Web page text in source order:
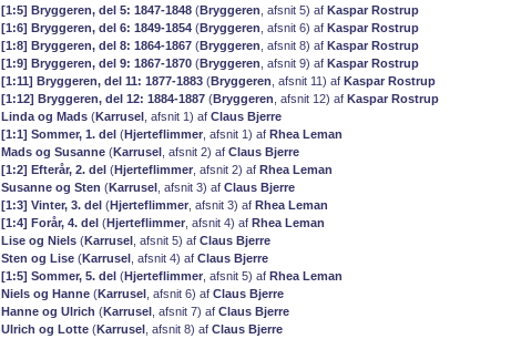
[1:5] Bryggeren, del 5: 1847-1848 (Bryggeren , afsnit 5) af Kaspar Rostrup
[1:6] Bryggeren, del 6: 1849-1854 (Bryggeren , afsnit 6) af Kaspar Rostrup
[1:8] Bryggeren, del 8: 1864-1867 (Bryggeren , afsnit 8) af Kaspar Rostrup
[1:9] Bryggeren, del 9: 1867-1870 (Bryggeren , afsnit 9) af Kaspar Rostrup
[1:11] Bryggeren, del 11: 1877-1883 (Bryggeren , afsnit 11) af Kaspar Rostrup
[1:12] Bryggeren, del 12: 1884-1887 (Bryggeren , afsnit 12) af Kaspar Rostrup
Linda og Mads (Karrusel , afsnit 1) af Claus Bjerre
[1:1] Sommer, 1. del (Hjerteflimmer , afsnit 1) af Rhea Leman
Mads og Susanne (Karrusel , afsnit 2) af Claus Bjerre
[1:2] Efterår, 2. del (Hjerteflimmer , afsnit 2) af Rhea Leman
Susanne og Sten (Karrusel , afsnit 3) af Claus Bjerre
[1:3] Vinter, 3. del (Hjerteflimmer , afsnit 3) af Rhea Leman
[1:4] Forår, 4. del (Hjerteflimmer , afsnit 4) af Rhea Leman
Lise og Niels (Karrusel , afsnit 5) af Claus Bjerre
Sten og Lise (Karrusel , afsnit 4) af Claus Bjerre
[1:5] Sommer, 5. del (Hjerteflimmer , afsnit 5) af Rhea Leman
Niels og Hanne (Karrusel , afsnit 6) af Claus Bjerre
Hanne og Ulrich (Karrusel , afsnit 7) af Claus Bjerre
Ulrich og Lotte (Karrusel , afsnit 8) af Claus Bjerre